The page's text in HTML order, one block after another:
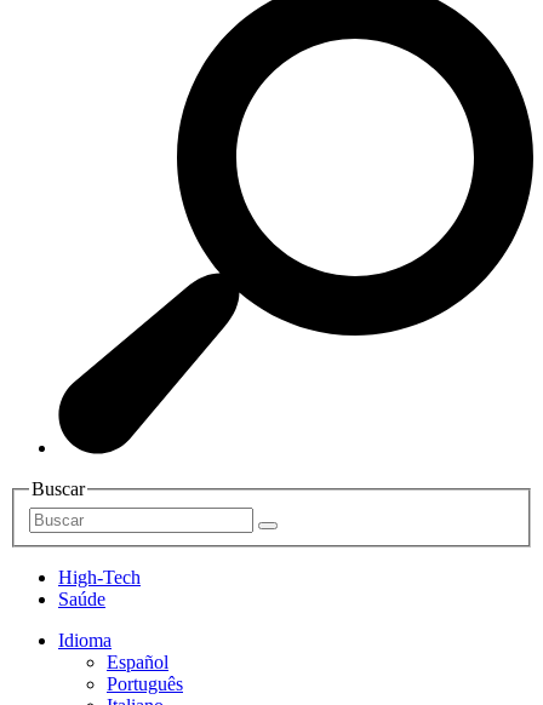
Buscar
High-Tech
Saúde
Idioma
Español
Português